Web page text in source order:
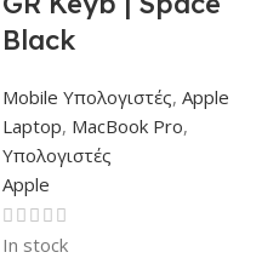
Black
Mobile Υπολογιστές, Apple
Laptop, MacBook Pro,
Υπολογιστές
Apple
In stock